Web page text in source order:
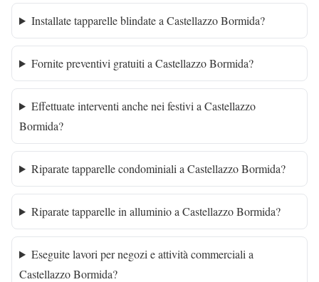
Installate tapparelle blindate a Castellazzo Bormida?
Fornite preventivi gratuiti a Castellazzo Bormida?
Effettuate interventi anche nei festivi a Castellazzo
Bormida?
Riparate tapparelle condominiali a Castellazzo Bormida?
Riparate tapparelle in alluminio a Castellazzo Bormida?
Eseguite lavori per negozi e attività commerciali a
Castellazzo Bormida?